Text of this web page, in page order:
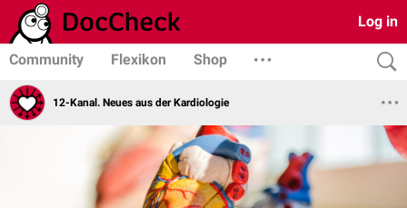
Log in
Community Flexikon Shop
12-Kanal. Neues aus der Kardiologie